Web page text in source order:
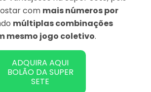
com mais números por
múltiplas combinações
mesmo jogo coletivo.
ADQUIRA AQUI
BOLÃO DA SUPER
SETE